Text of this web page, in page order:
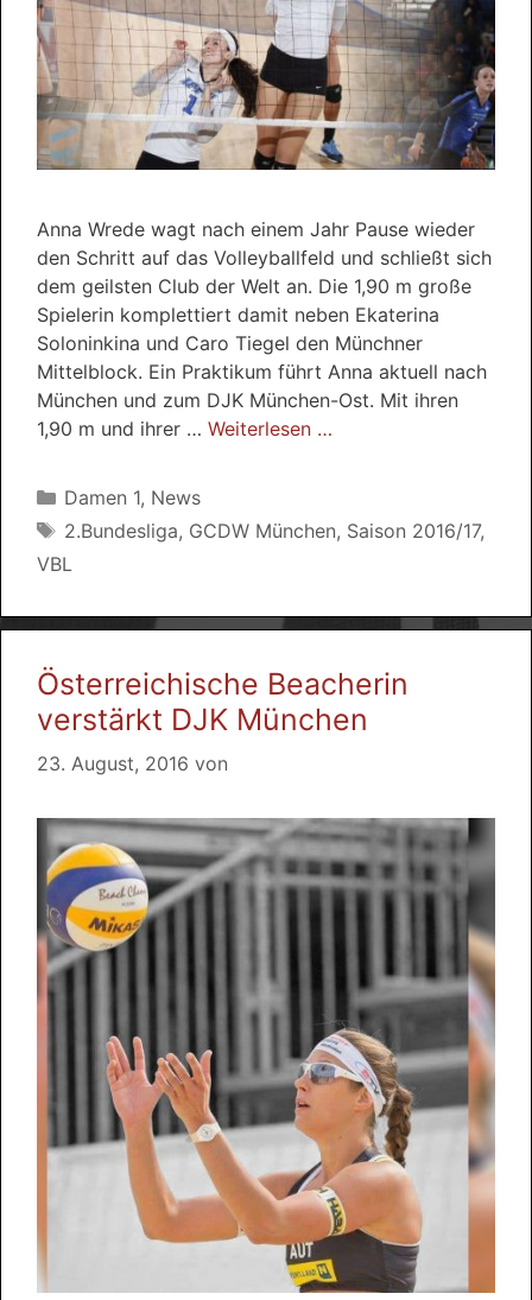
Anna Wrede wagt nach einem Jahr Pause wieder
den Schritt auf das Volleyballfeld und schließt sich
dem geilsten Club der Welt an. Die 1,90 m große
Spielerin komplettiert damit neben Ekaterina
Soloninkina und Caro Tiegel den Münchner
Mittelblock. Ein Praktikum führt Anna aktuell nach
München und zum DJK München-Ost. Mit ihren
1,90 m und ihrer … Weiterlesen …
Kategorien
Damen 1, News
Schlagwörter
2.Bundesliga, GCDW München, Saison 2016/17,
VBL
Österreichische Beacherin
verstärkt DJK München
23. August, 2016 von